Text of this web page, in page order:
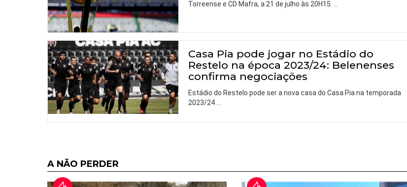
Torreense e CD Mafra, a 21 de julho às 20H15.
Casa Pia pode jogar no Estádio do
Restelo na época 2023/24: Belenenses
confirma negociações
Estádio do Restelo pode ser a nova casa do Casa Pia na temporada
2023/24
A NÃO PERDER